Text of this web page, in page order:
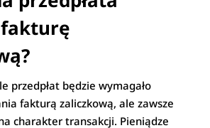
przedpłat będzie wymagało
fakturą zaliczkową, ale zawsze
charakter transakcji. Pieniądze